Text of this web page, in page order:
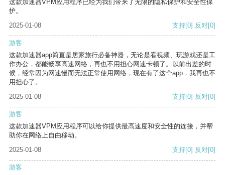
这款加速器VPM应用程序已经为我们带来了无限的隐私保护和安全性保
护。
2025-01-08
支持[0] 反对[0]
游客
这款加速器app简直是居家旅行必备神器，无论是看视频、玩游戏还是工
作办公，都能畅享高速网络，再也不用担心网速卡顿了。以前出差的时
候，经常因为网速慢而无法正常使用网络，现在有了这个app，我再也不
用担心了。
2025-01-08
支持[0] 反对[0]
游客
这款加速器VPM应用程序可以给你提供最高速度和安全性的连接，并帮
助你在网络上自由移动。
2025-01-08
支持[0] 反对[0]
游客